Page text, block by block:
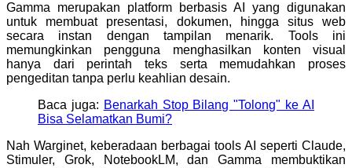
Gamma merupakan platform berbasis AI yang digunakan
untuk membuat presentasi, dokumen, hingga situs web
secara instan dengan tampilan menarik. Tools ini
memungkinkan pengguna menghasilkan konten visual
hanya dari perintah teks serta memudahkan proses
pengeditan tanpa perlu keahlian desain.
Baca juga: Benarkah Stop Bilang "Tolong" ke AI
Bisa Selamatkan Bumi?
Nah Warginet, keberadaan berbagai tools AI seperti Claude,
Stimuler, Grok, NotebookLM, dan Gamma membuktikan